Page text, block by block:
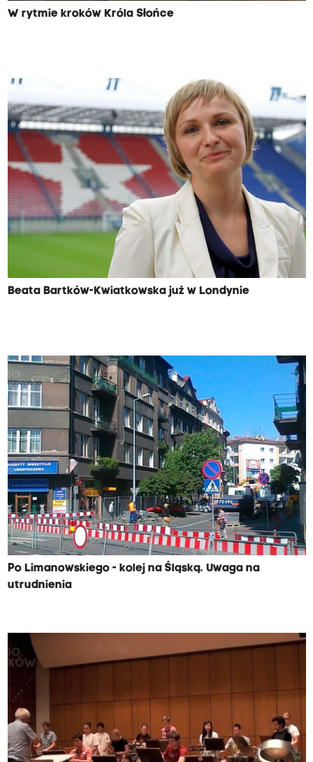
W rytmie kroków Króla Słońce
Beata Bartków-Kwiatkowska już w Londynie
Po Limanowskiego - kolej na Śląską. Uwaga na
utrudnienia